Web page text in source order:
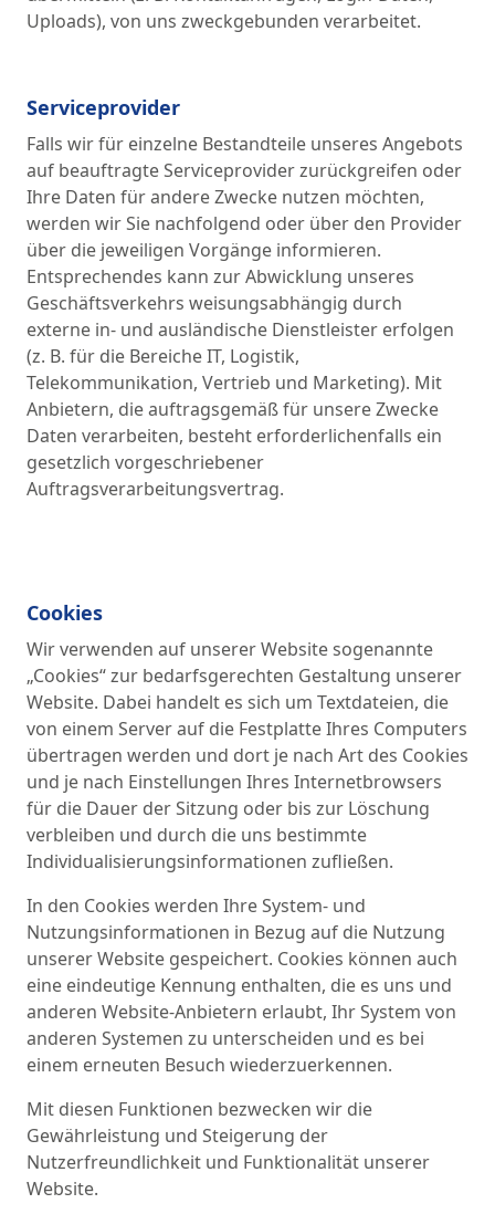
Uploads), von uns zweckgebunden verarbeitet.
Serviceprovider
Falls wir für einzelne Bestandteile unseres Angebots
auf beauftragte Serviceprovider zurückgreifen oder
Ihre Daten für andere Zwecke nutzen möchten,
werden wir Sie nachfolgend oder über den Provider
über die jeweiligen Vorgänge informieren.
Entsprechendes kann zur Abwicklung unseres
Geschäftsverkehrs weisungsabhängig durch
externe in- und ausländische Dienstleister erfolgen
(z. B. für die Bereiche IT, Logistik,
Telekommunikation, Vertrieb und Marketing). Mit
Anbietern, die auftragsgemäß für unsere Zwecke
Daten verarbeiten, besteht erforderlichenfalls ein
gesetzlich vorgeschriebener
Auftragsverarbeitungsvertrag.
Cookies
Wir verwenden auf unserer Website sogenannte
„Cookies“ zur bedarfsgerechten Gestaltung unserer
Website. Dabei handelt es sich um Textdateien, die
von einem Server auf die Festplatte Ihres Computers
übertragen werden und dort je nach Art des Cookies
und je nach Einstellungen Ihres Internetbrowsers
für die Dauer der Sitzung oder bis zur Löschung
verbleiben und durch die uns bestimmte
Individualisierungsinformationen zufließen.
In den Cookies werden Ihre System- und
Nutzungsinformationen in Bezug auf die Nutzung
unserer Website gespeichert. Cookies können auch
eine eindeutige Kennung enthalten, die es uns und
anderen Website-Anbietern erlaubt, Ihr System von
anderen Systemen zu unterscheiden und es bei
einem erneuten Besuch wiederzuerkennen.
Mit diesen Funktionen bezwecken wir die
Gewährleistung und Steigerung der
Nutzerfreundlichkeit und Funktionalität unserer
Website.